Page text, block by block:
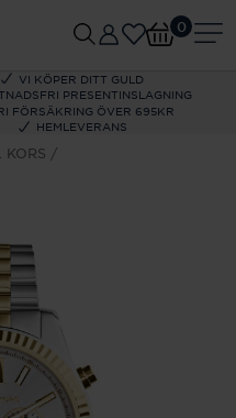
VI KÖPER DITT GULD
PRESENTINSLAGNING
FÖRSÄKRING ÖVER 695KR
HEMLEVERANS
0
KORS